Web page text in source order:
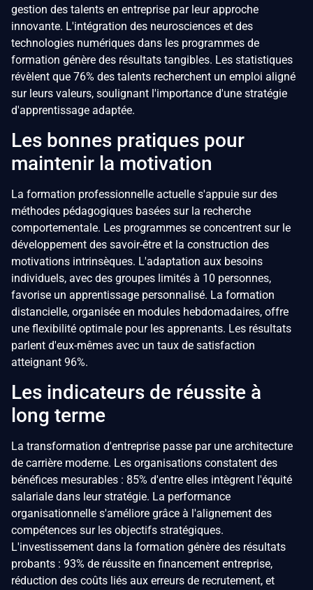
gestion des talents en entreprise par leur approche
innovante. L'intégration des neurosciences et des
technologies numériques dans les programmes de
formation génère des résultats tangibles. Les statistiques
révèlent que 76% des talents recherchent un emploi aligné
sur leurs valeurs, soulignant l'importance d'une stratégie
d'apprentissage adaptée.
Les bonnes pratiques pour
maintenir la motivation
La formation professionnelle actuelle s'appuie sur des
méthodes pédagogiques basées sur la recherche
comportementale. Les programmes se concentrent sur le
développement des savoir-être et la construction des
motivations intrinsèques. L'adaptation aux besoins
individuels, avec des groupes limités à 10 personnes,
favorise un apprentissage personnalisé. La formation
distancielle, organisée en modules hebdomadaires, offre
une flexibilité optimale pour les apprenants. Les résultats
parlent d'eux-mêmes avec un taux de satisfaction
atteignant 96%.
Les indicateurs de réussite à
long terme
La transformation d'entreprise passe par une architecture
de carrière moderne. Les organisations constatent des
bénéfices mesurables : 85% d'entre elles intègrent l'équité
salariale dans leur stratégie. La performance
organisationnelle s'améliore grâce à l'alignement des
compétences sur les objectifs stratégiques.
L'investissement dans la formation génère des résultats
probants : 93% de réussite en financement entreprise,
réduction des coûts liés aux erreurs de recrutement, et